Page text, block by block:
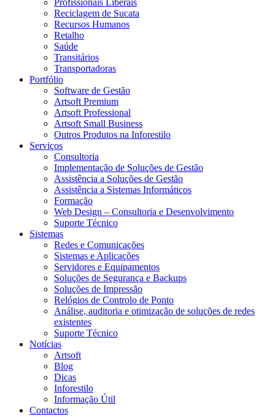
Reciclagem de Sucata
Recursos Humanos
Retalho
Saúde
Transitários
Transportadoras
Portfólio
Software de Gestão
Artsoft Premium
Artsoft Professional
Artsoft Small Business
Outros Produtos na Inforestilo
Serviços
Consultoria
Implementação de Soluções de Gestão
Assistência a Soluções de Gestão
Assistência a Sistemas Informáticos
Formação
Web Design – Consultoria e Desenvolvimento
Suporte Técnico
Sistemas
Redes e Comunicações
Sistemas e Aplicações
Servidores e Equipamentos
Soluções de Segurança e Backups
Soluções de Impressão
Relógios de Controlo de Ponto
Análise, auditoria e otimização de soluções de redes
existentes
Suporte Técnico
Notícias
Artsoft
Blog
Dicas
Inforestilo
Informação Útil
Contactos